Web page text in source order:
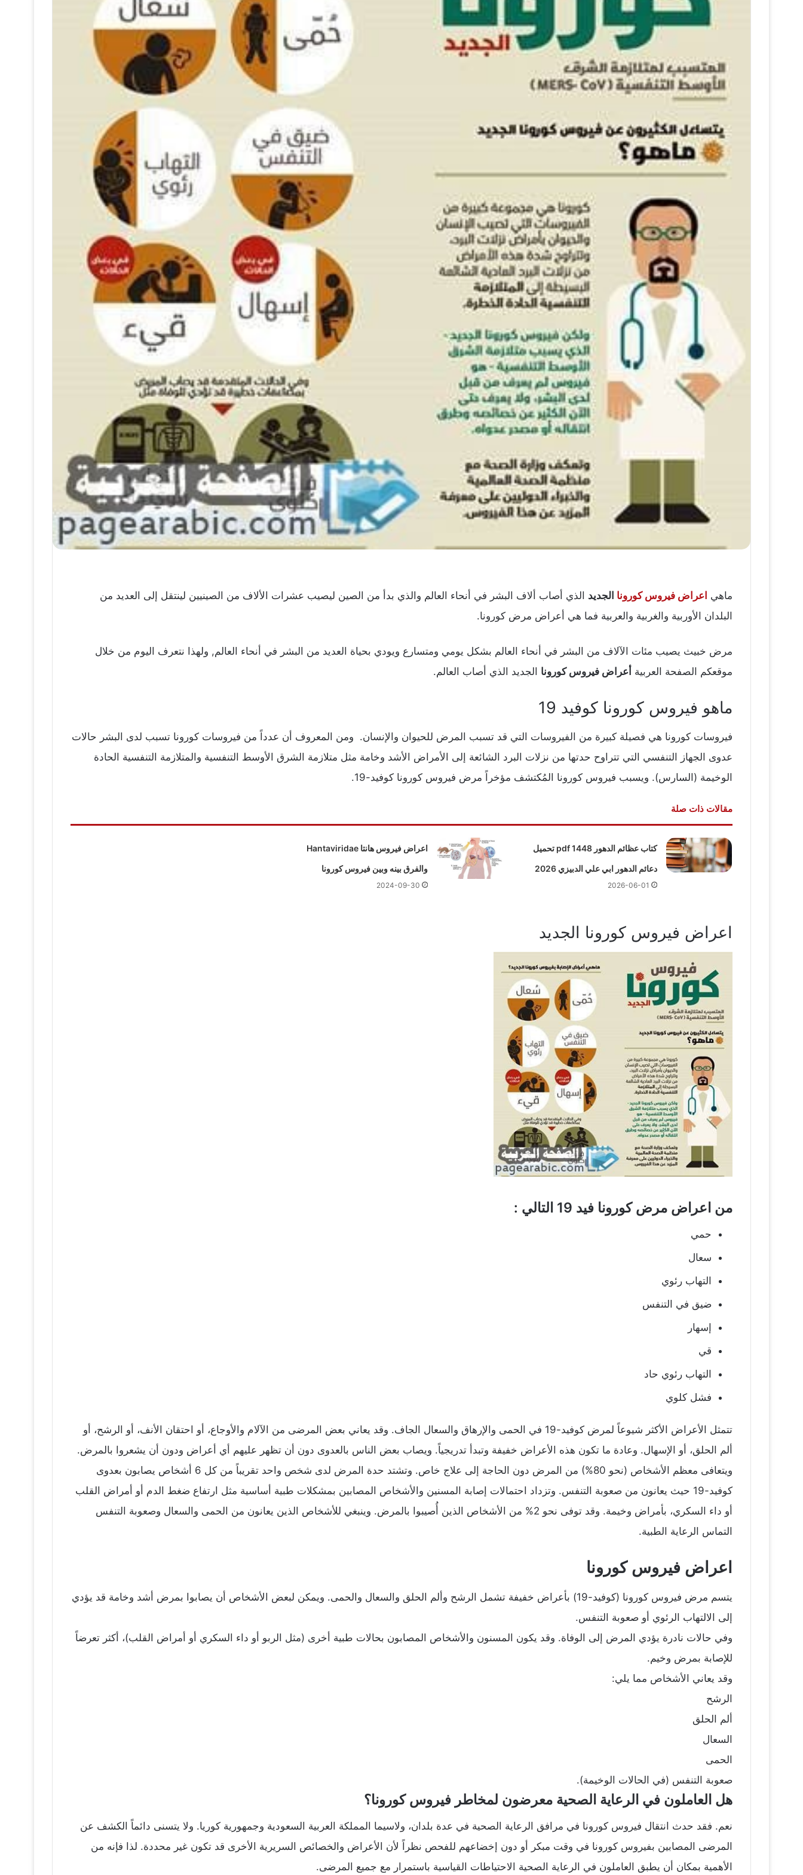
ماهي اعراض فيروس كورونا الجديد الذي أصاب ألاف البشر في أنحاء العالم والذي بدأ من الصين ليصيب عشرات الألاف من الصينيين لينتقل إلى العديد من
البلدان الأوربية والغربية والعربية فما هي أعراض مرض كورونا.
مرض خبيث يصيب مئات الآلاف من البشر في أنحاء العالم بشكل يومي ومتسارع ويودي بحياة العديد من البشر في أنحاء العالم, ولهذا نتعرف اليوم من خلال
موقعكم الصفحة العربية أعراض فيروس كورونا الجديد الذي أصاب العالم.
ماهو فيروس كورونا كوفيد 19
فيروسات كورونا هي فصيلة كبيرة من الفيروسات التي قد تسبب المرض للحيوان والإنسان. ومن المعروف أن عدداً من فيروسات كورونا تسبب لدى البشر حالات
عدوى الجهاز التنفسي التي تتراوح حدتها من نزلات البرد الشائعة إلى الأمراض الأشد وخامة مثل متلازمة الشرق الأوسط التنفسية والمتلازمة التنفسية الحادة
الوخيمة (السارس). ويسبب فيروس كورونا المُكتشف مؤخراً مرض فيروس كورونا كوفيد-19.
مقالات ذات صلة
كتاب عظائم الدهور pdf 1448 تحميل
دعائم الدهور ابي علي الدبيزي 2026
2026-06-01
اعراض فيروس هانتا Hantaviridae
والفرق بينه وبين فيروس كورونا
2024-09-30
اعراض فيروس كورونا الجديد
من اعراض مرض كورونا فيد 19 التالي :
حمي
سعال
التهاب رئوي
ضيق في التنفس
إسهار
قي
التهاب رئوي حاد
فشل كلوي
تتمثل الأعراض الأكثر شيوعاً لمرض كوفيد-19 في الحمى والإرهاق والسعال الجاف. وقد يعاني بعض المرضى من الآلام والأوجاع، أو احتقان الأنف، أو الرشح، أو
ألم الحلق، أو الإسهال. وعادة ما تكون هذه الأعراض خفيفة وتبدأ تدريجياً. ويصاب بعض الناس بالعدوى دون أن تظهر عليهم أي أعراض ودون أن يشعروا بالمرض.
ويتعافى معظم الأشخاص (نحو 80%) من المرض دون الحاجة إلى علاج خاص. وتشتد حدة المرض لدى شخص واحد تقريباً من كل 6 أشخاص يصابون بعدوى
كوفيد-19 حيث يعانون من صعوبة التنفس. وتزداد احتمالات إصابة المسنين والأشخاص المصابين بمشكلات طبية أساسية مثل ارتفاع ضغط الدم أو أمراض القلب
أو داء السكري، بأمراض وخيمة. وقد توفى نحو 2% من الأشخاص الذين أُصيبوا بالمرض. وينبغي للأشخاص الذين يعانون من الحمى والسعال وصعوبة التنفس
التماس الرعاية الطبية.
اعراض فيروس كورونا
يتسم مرض فيروس كورونا (كوفيد-19) بأعراض خفيفة تشمل الرشح وألم الحلق والسعال والحمى. ويمكن لبعض الأشخاص أن يصابوا بمرض أشد وخامة قد يؤدي
إلى الالتهاب الرئوي أو صعوبة التنفس.
وفي حالات نادرة يؤدي المرض إلى الوفاة. وقد يكون المسنون والأشخاص المصابون بحالات طبية أخرى (مثل الربو أو داء السكري أو أمراض القلب)، أكثر تعرضاً
للإصابة بمرض وخيم.
وقد يعاني الأشخاص مما يلي:
الرشح
ألم الحلق
السعال
الحمى
صعوبة التنفس (في الحالات الوخيمة).
هل العاملون في الرعاية الصحية معرضون لمخاطر فيروس كورونا؟
نعم. فقد حدث انتقال فيروس كورونا في مرافق الرعاية الصحية في عدة بلدان، ولاسيما المملكة العربية السعودية وجمهورية كوريا. ولا يتسنى دائماً الكشف عن
المرضى المصابين بفيروس كورونا في وقت مبكر أو دون إخضاعهم للفحص نظراً لأن الأعراض والخصائص السريرية الأخرى قد تكون غير محددة. لذا فإنه من
الأهمية بمكان أن يطبق العاملون في الرعاية الصحية الاحتياطات القياسية باستمرار مع جميع المرضى.